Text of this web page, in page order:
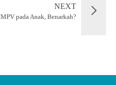
NEXT
pada Anak, Benarkah?